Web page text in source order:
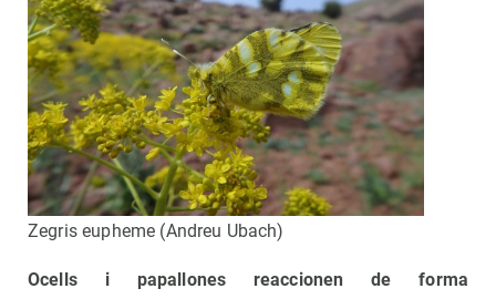
Zegris eupheme (Andreu Ubach)
Ocells i papallones reaccionen de forma